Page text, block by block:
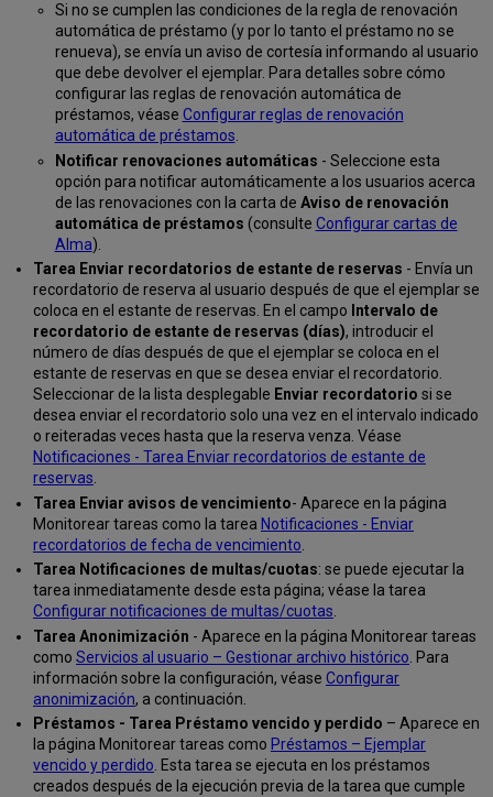
Si no se cumplen las condiciones de la regla de renovación
automática de préstamo (y por lo tanto el préstamo no se
renueva), se envía un aviso de cortesía informando al usuario
que debe devolver el ejemplar. Para detalles sobre cómo
configurar las reglas de renovación automática de
préstamos, véase Configurar reglas de renovación
automática de préstamos
Notificar renovaciones automáticas - Seleccione esta
opción para notificar automáticamente a los usuarios acerca
de las renovaciones con la carta de Aviso de renovación
automática de préstamos (consulte Configurar cartas de
Alma).
Tarea Enviar recordatorios de estante de reservas - Envía un
recordatorio de reserva al usuario después de que el ejemplar se
coloca en el estante de reservas. En el campo Intervalo de
recordatorio de estante de reservas (días), introducir el
número de días después de que el ejemplar se coloca en el
estante de reservas en que se desea enviar el recordatorio.
Seleccionar de la lista desplegable Enviar recordatorio si se
desea enviar el recordatorio solo una vez en el intervalo indicado
o reiteradas veces hasta que la reserva venza. Véase
Notificaciones - Tarea Enviar recordatorios de estante de
reservas
Tarea Enviar avisos de vencimiento- Aparece en la página
Monitorear tareas como la tarea Notificaciones - Enviar
recordatorios de fecha de vencimiento
Tarea Notificaciones de multas/cuotas: se puede ejecutar la
tarea inmediatamente desde esta página; véase la tarea
Configurar notificaciones de multas/cuotas
Tarea Anonimización - Aparece en la página Monitorear tareas
como Servicios al usuario – Gestionar archivo histórico . Para
información sobre la configuración, véase Configurar
anonimización, a continuación.
Préstamos - Tarea Préstamo vencido y perdido – Aparece en
la página Monitorear tareas como Préstamos – Ejemplar
vencido y perdido . Esta tarea se ejecuta en los préstamos
creados después de la ejecución previa de la tarea que cumple